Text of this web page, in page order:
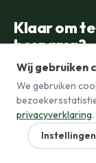
Klaar om
besparen?
Doe de gratis
Start jouw
Wij gebruiken
We gebruiken
privacyverklaring.
Instellingen